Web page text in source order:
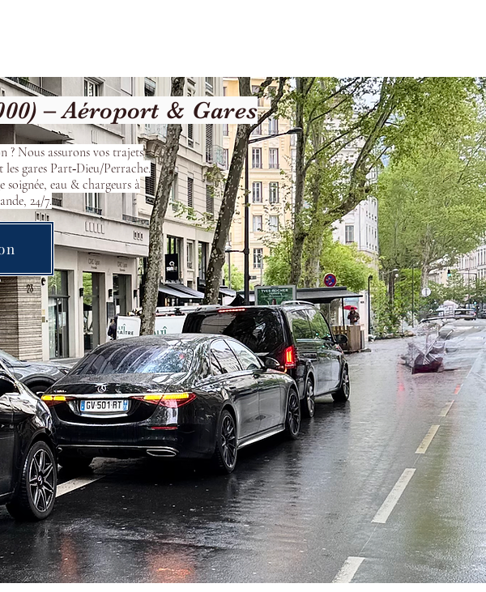
– Aéroport & Gares
? Nous assurons vos trajets
gares Part‑Dieu/Perrache.
eau & chargeurs à
24/7.